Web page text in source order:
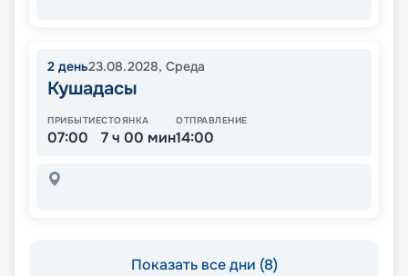
2 день23.08.2028, Среда
Кушадасы
ПРИБЫТИЕ
07:00
СТОЯНКА
7 ч 00 мин
ОТПРАВЛЕНИЕ
14:00
Показать все дни (8)